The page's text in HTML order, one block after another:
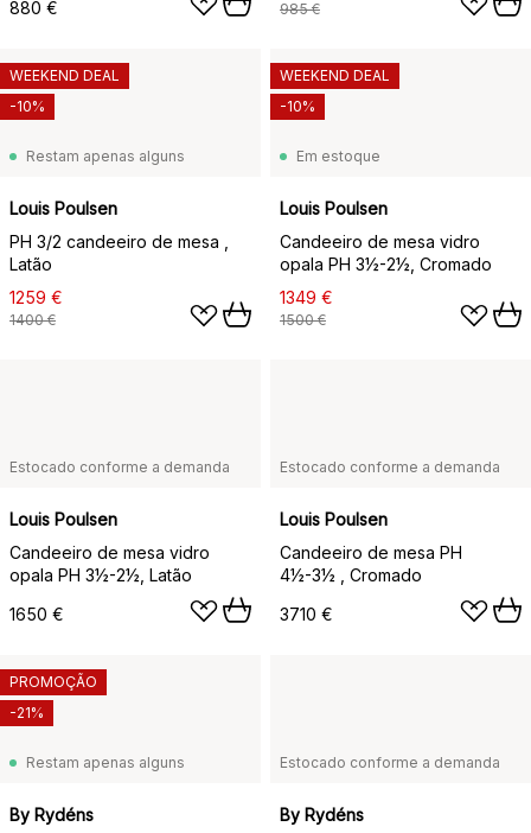
880 € 985 €
Restam apenas alguns
Louis Poulsen
PH 3/2 candeeiro de mesa ,
Latão
1259 €
1400 €
WEEKEND DEAL
-10%
Em estoque
Louis Poulsen
Candeeiro de mesa vidro
opala PH 3½-2½, Cromado
1349 €
1500 €
WEEKEND DEAL
-10%
Estocado conforme a demanda
Louis Poulsen
Candeeiro de mesa vidro
opala PH 3½-2½, Latão
1650 €
Estocado conforme a demanda
Louis Poulsen
Candeeiro de mesa PH
4½-3½ , Cromado
3710 €
Restam apenas alguns
By Rydéns
PROMOÇÃO
-21%
Estocado conforme a demanda
By Rydéns